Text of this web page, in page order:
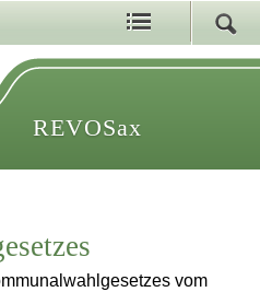
REVOSax
vom